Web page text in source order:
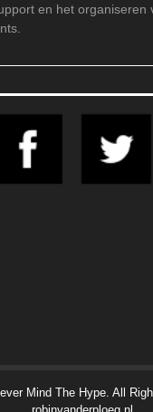
en het organiseren
Mind The Hype. All